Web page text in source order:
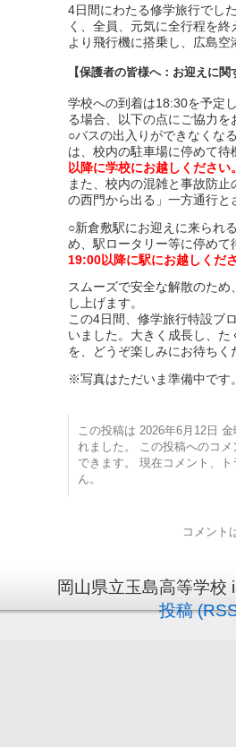
4日間にわたる修学旅行でし
く、全員、元気に全行程を
より飛行機に搭乗し、広島空
【保護者の皆様へ：お迎えに
学校への到着は18:30を予定
る場合、以下の点にご協力を
○バスの出入りができなくな
は、校内の駐車場に停めて
以降に学校にお越しください
また、校内の混雑と事故防
の西門から出る」一方通行と
○新倉敷駅にお迎えに来られ
め、駅ロータリー等に停め
19:00以降に駅にお越しくだ
スムーズで安全な解散のた
し上げます。
この4日間、修学旅行特設ブ
いました。大きく成長し、
を、どうぞ楽しみにお待ちく
※写真はただいま準備中です
この投稿は 2026年6月12日
れました。 この投稿へのコ
できます。 現在コメント、
ん。
コメント
岡山県立玉島高等学
投稿